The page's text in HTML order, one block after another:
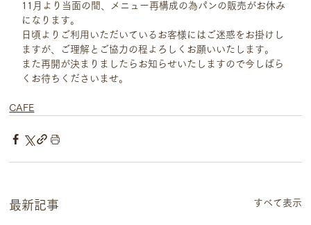
11月より当面の間、メニュー再構成の為パンの販売がお休み
になります。
日頃よりご利用いただいているお客様にはご迷惑をお掛けし
ますが、ご理解とご協力の程よろしくお願いいたします。
また再開が決まりましたらお知らせいたしますので今しばら
くお待ちくださいませ。
CAFE
最新記事 すべて表示